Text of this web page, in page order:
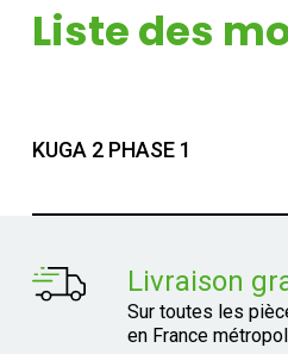
Liste des
KUGA 2 PHASE 1
Livraison
Sur toutes les
en France